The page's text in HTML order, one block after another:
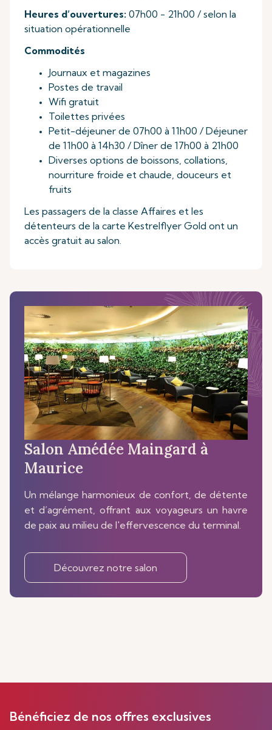
Heures d’ouvertures: 07h00 - 21h00 / selon la
situation opérationnelle
Commodités
Journaux et magazines
Postes de travail
Wifi gratuit
Toilettes privées
Petit-déjeuner de 07h00 à 11h00 / Déjeuner
de 11h00 à 14h30 / Dîner de 17h00 à 21h00
Diverses options de boissons, collations,
nourriture froide et chaude, douceurs et
fruits
Les passagers de la classe Affaires et les
détenteurs de la carte Kestrelflyer Gold ont un
accès gratuit au salon.
Salon Amédée Maingard à
Maurice
Un mélange harmonieux de confort, de détente
et d’agrément, offrant aux voyageurs un havre
de paix au milieu de l'effervescence du terminal.
Découvrez notre salon
Bénéficiez de nos offres exclusives